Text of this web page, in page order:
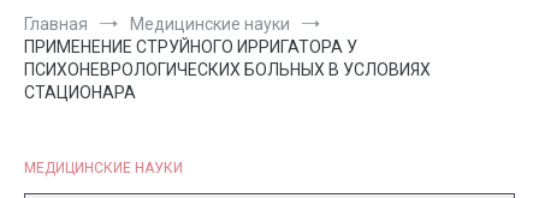
Главная
Медицинские науки
ПРИМЕНЕНИЕ СТРУЙНОГО ИРРИГАТОРА У
ПСИХОНЕВРОЛОГИЧЕСКИХ БОЛЬНЫХ В УСЛОВИЯХ
СТАЦИОНАРА
МЕДИЦИНСКИЕ НАУКИ